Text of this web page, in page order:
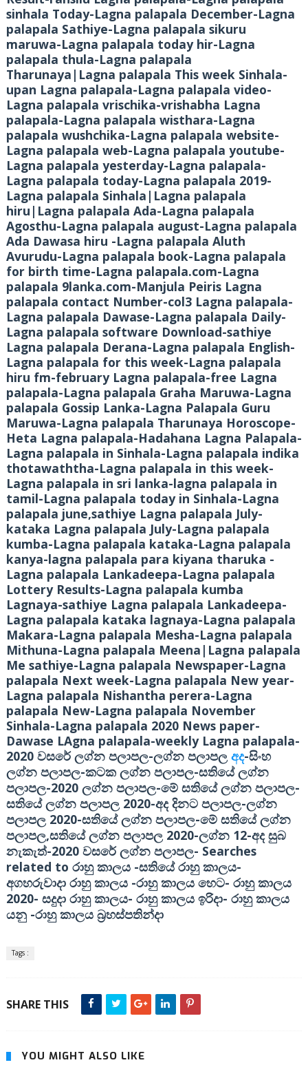
sinhala Today-Lagna palapala December-Lagna
palapala Sathiye-Lagna palapala sikuru
maruwa-Lagna palapala today hir-Lagna
palapala thula-Lagna palapala
Tharunaya|Lagna palapala This week Sinhala-
upan Lagna palapala-Lagna palapala video-
Lagna palapala vrischika-vrishabha Lagna
palapala-Lagna palapala wisthara-Lagna
palapala wushchika-Lagna palapala website-
Lagna palapala web-Lagna palapala youtube-
Lagna palapala yesterday-Lagna palapala-
Lagna palapala today-Lagna palapala 2019-
Lagna palapala Sinhala|Lagna palapala
hiru|Lagna palapala Ada-Lagna palapala
Agosthu-Lagna palapala august-Lagna palapala
Ada Dawasa hiru -Lagna palapala Aluth
Avurudu-Lagna palapala book-Lagna palapala
for birth time-Lagna palapala.com-Lagna
palapala 9lanka.com-Manjula Peiris Lagna
palapala contact Number-col3 Lagna palapala-
Lagna palapala Dawase-Lagna palapala Daily-
Lagna palapala software Download-sathiye
Lagna palapala Derana-Lagna palapala English-
Lagna palapala for this week-Lagna palapala
hiru fm-february Lagna palapala-free Lagna
palapala-Lagna palapala Graha Maruwa-Lagna
palapala Gossip Lanka-Lagna Palapala Guru
Maruwa-Lagna palapala Tharunaya Horoscope-
Heta Lagna palapala-Hadahana Lagna Palapala-
Lagna palapala in Sinhala-Lagna palapala indika
thotawaththa-Lagna palapala in this week-
Lagna palapala in sri lanka-lagna palapala in
tamil-Lagna palapala today in Sinhala-Lagna
palapala june,sathiye Lagna palapala July-
kataka Lagna palapala July-Lagna palapala
kumba-Lagna palapala kataka-Lagna palapala
kanya-lagna palapala para kiyana tharuka -
Lagna palapala Lankadeepa-Lagna palapala
Lottery Results-Lagna palapala kumba
Lagnaya-sathiye Lagna palapala Lankadeepa-
Lagna palapala kataka lagnaya-Lagna palapala
Makara-Lagna palapala Mesha-Lagna palapala
Mithuna-Lagna palapala Meena|Lagna palapala
Me sathiye-Lagna palapala Newspaper-Lagna
palapala Next week-Lagna palapala New year-
Lagna palapala Nishantha perera-Lagna
palapala New-Lagna palapala November
Sinhala-Lagna palapala 2020 News paper-
Dawase LAgna palapala-weekly Lagna palapala-
2020වසරේ ලග්න පලාපල-ලග්න පලාපල අද-සිංහ
ලග්න පලාපල-කටක ලග්න පලාපල-සතියේ ලග්න
පලාපල-2020ලග්න පලාපල-මේ සතියේ ලග්න පලාපල-
සතියේ ලග්න පලාපල 2020-අද දිනට පලාපල-ලග්න
පලාපල 2020-සතියේ ලග්න පලාපල-මේ සතියේ ලග්න
පලාපල,සතියේ ලග්න පලාපල 2020-ලග්න 12-අද සුබ
නැකැත්-2020වසරේ ලග්න පලාපල- Searches
related to රාහු කාලය-සතියේ රාහු කාලය-
අගහරුවාදා රාහු කාලය-රාහු කාලය හෙට- රාහු කාලය
2020- සදුදා රාහු කාලය- රාහු කාලය ඉරිදා- රාහු කාලය
යනු-රාහු කාලය බ්‍රහස්පතින්දා
Tags :
SHARE THIS
YOU MIGHT ALSO LIKE